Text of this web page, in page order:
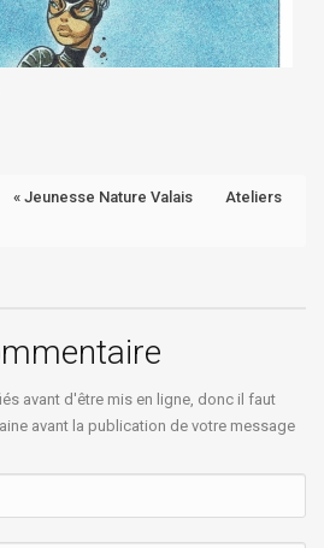
« Jeunesse Nature Valais
Ateliers
avant d'être mis en ligne, donc il faut
avant la publication de votre message